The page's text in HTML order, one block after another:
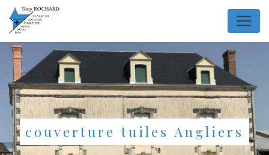
Panneau de gestion des cookies
couverture tuiles Angliers